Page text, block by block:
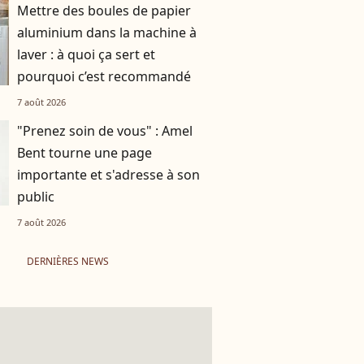
Mettre des boules de papier
aluminium dans la machine à
laver : à quoi ça sert et
pourquoi c’est recommandé
7 août 2026
"Prenez soin de vous" : Amel
Bent tourne une page
importante et s'adresse à son
public
7 août 2026
DERNIÈRES NEWS